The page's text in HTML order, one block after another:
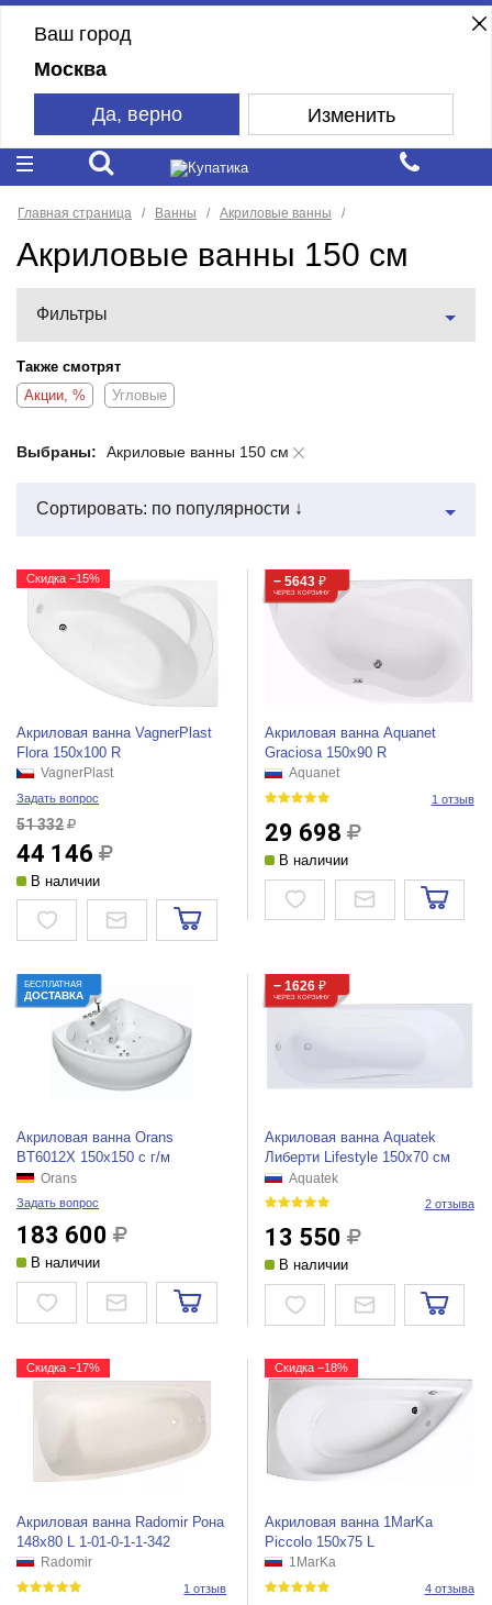
Ваш город
Москва
Да, верно Изменить
Главная страница Ванны Акриловые ванны
Акриловые ванны 150 см
Фильтры
Также смотрят
Акции, %
Угловые
Выбраны: Акриловые ванны 150 см
Сортировать: по популярности ↓
Скидка −15%
Акриловая ванна VagnerPlast
Flora 150x100 R
VagnerPlast
Задать вопрос
51 332
44 146
В наличии
− 5643 ₽
ЧЕРЕЗ КОРЗИНУ
Акриловая ванна Aquanet
Graciosa 150x90 R
Aquanet
1 отзыв
29 698
В наличии
БЕСПЛАТНАЯ
ДОСТАВКА
Акриловая ванна Orans
BT6012X 150x150 с г/м
Orans
Задать вопрос
183 600
В наличии
− 1626 ₽
ЧЕРЕЗ КОРЗИНУ
Акриловая ванна Aquatek
Либерти Lifestyle 150х70 см
Aquatek
2 отзыва
13 550
В наличии
Скидка −17%
Акриловая ванна Radomir Рона
148х80 L 1-01-0-1-1-342
Radomir
1 отзыв
Скидка −18%
Акриловая ванна 1MarKa
Piccolo 150x75 L
1MarKa
4 отзыва